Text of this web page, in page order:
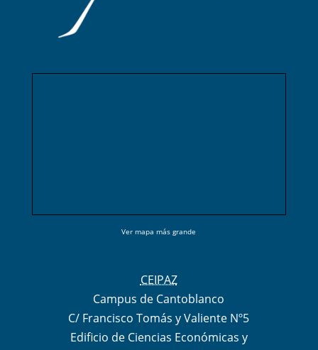
Ver mapa más grande
CEIPAZ
Campus de Cantoblanco
C/ Francisco Tomás y Valiente Nº5
Edificio de Ciencias Económicas y